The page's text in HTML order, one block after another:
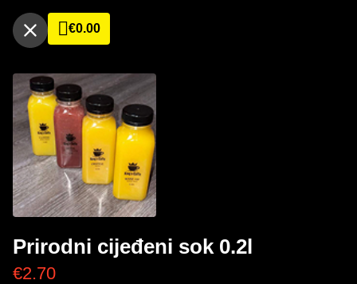
€0.00
Prirodni cijeđeni sok 0.2l
€2.70